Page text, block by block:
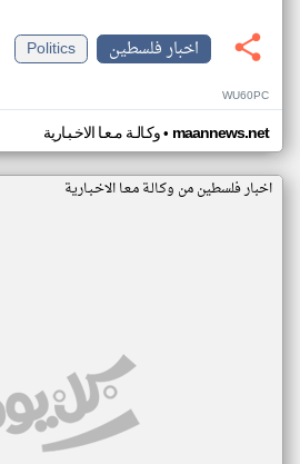
اخبار فلسطين
Politics
WU60PC
وكـالـة مـعـا الاخـبـارية• maannews.net
اخبار فلسطين من وكـالـة مـعـا الاخـبـارية